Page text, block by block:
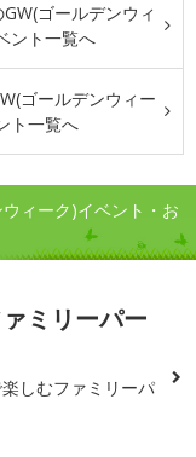
GW(ゴールデンウィ
ント一覧へ
ゴールデンウィー
ト一覧へ
ィーク)イベント・お
ミリーパー
しむファミリーパ